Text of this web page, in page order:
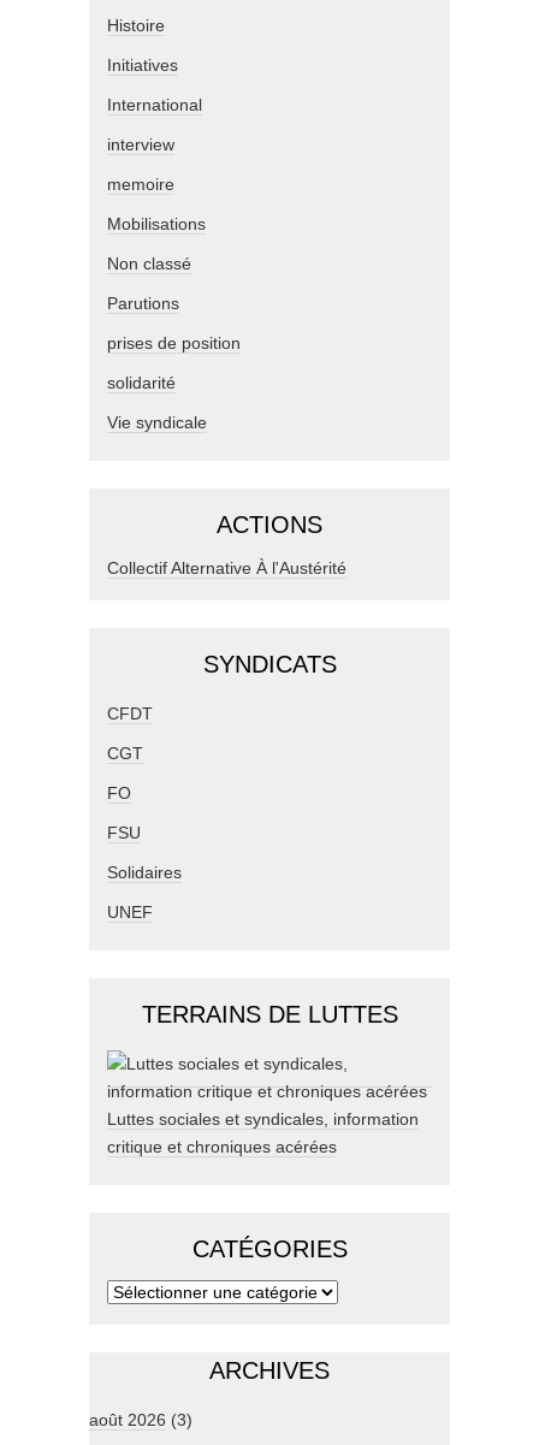
Histoire
Initiatives
International
interview
memoire
Mobilisations
Non classé
Parutions
prises de position
solidarité
Vie syndicale
ACTIONS
Collectif Alternative À l'Austérité
SYNDICATS
CFDT
CGT
FO
FSU
Solidaires
UNEF
TERRAINS DE LUTTES
Luttes sociales et syndicales, information
critique et chroniques acérées
CATÉGORIES
ARCHIVES
août 2026 (3)